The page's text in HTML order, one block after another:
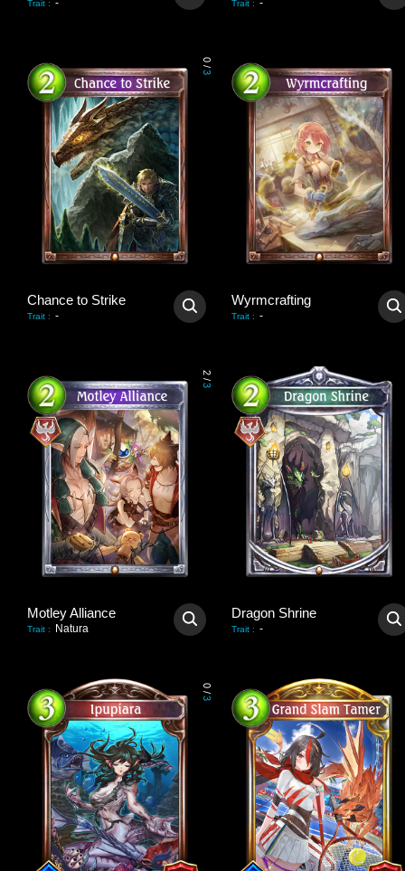
Trait : - Trait : -
0
/
3
Chance to Strike
Trait : -
Wyrmcrafting
Trait : -
2
/
3
Motley Alliance
Trait : Natura
Dragon Shrine
Trait : -
0
/
3